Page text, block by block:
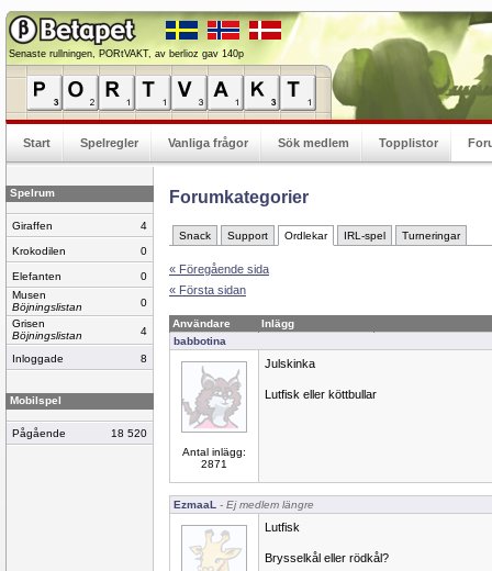
Senaste rullningen, PORtVAKT, av berlioz gav 140p
Start Spelregler Vanliga frågor Sök medlem Topplistor
Spelrum
Giraffen 4
Krokodilen 0
Elefanten
0
Musen
Böjningslistan
0
Grisen
Böjningslistan
4
Inloggade 8
Mobilspel
Pågående 18 520
Forumkategorier
Snack Support Ordlekar IRL-spel Turneringar
« Föregående sida
« Första sidan
Användare
Inlägg
babbotina
Antal inlägg:
2871
Julskinka
Lutfisk eller köttbullar
EzmaaL - Ej medlem längre
Lutfisk
Brysselkål eller rödkål?